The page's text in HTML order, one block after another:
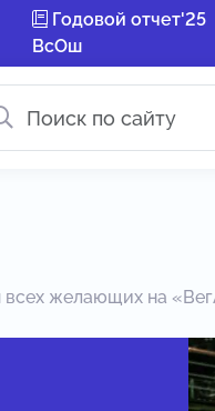
Годовой отчет'25
ВсОш
желающих на